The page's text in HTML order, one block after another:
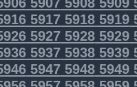
591759185919
592759285929
593759385939
594759485949